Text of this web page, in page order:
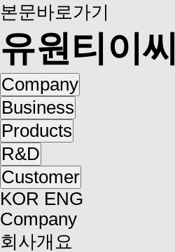
본문바로가기
유원티이씨
Company
Business
Products
R&D
Customer
KOR ENG
Company
회사개요